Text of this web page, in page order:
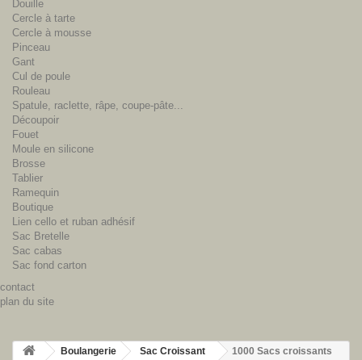
Douille
Cercle à tarte
Cercle à mousse
Pinceau
Gant
Cul de poule
Rouleau
Spatule, raclette, râpe, coupe-pâte...
Découpoir
Fouet
Moule en silicone
Brosse
Tablier
Ramequin
Boutique
Lien cello et ruban adhésif
Sac Bretelle
Sac cabas
Sac fond carton
contact
plan du site
Boulangerie Sac Croissant
1000 Sacs croissants